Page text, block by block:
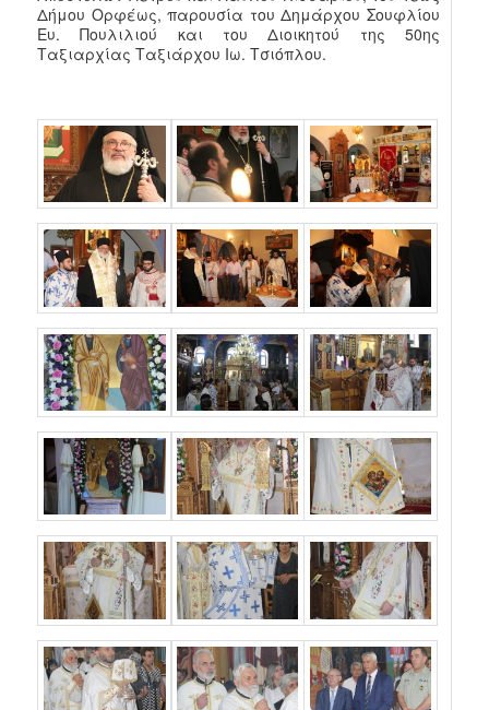
Δήμου Ορφέως, παρουσία του Δημάρχου Σουφλίου
Ευ. Πουλιλιού και του Διοικητού της 50ης
Ταξιαρχίας Ταξιάρχου Ιω. Τσιόπλου.